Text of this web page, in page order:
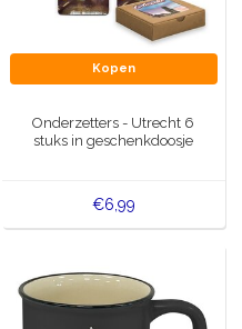
Kopen
Onderzetters - Utrecht 6
stuks in geschenkdoosje
€6,99